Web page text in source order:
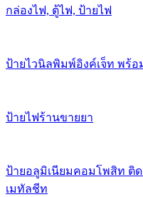
กล่องไฟ, ตู้ไฟ, ป้ายไฟ
ป้ายไวนิลพิมพ์อิงค์เจ็ท พร้อ
ป้ายไฟร้านขายยา
ป้ายอลูมิเนียมคอมโพสิท ติ
เมทัลชีท